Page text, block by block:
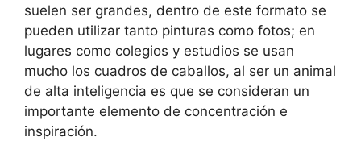
suelen ser grandes, dentro de este formato se
pueden utilizar tanto pinturas como fotos; en
lugares como colegios y estudios se usan
mucho los cuadros de caballos, al ser un animal
de alta inteligencia es que se consideran un
importante elemento de concentración e
inspiración.